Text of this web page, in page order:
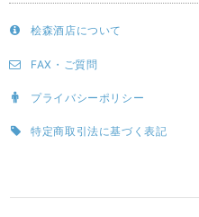
桧森酒店について
FAX・ご質問
プライバシーポリシー
特定商取引法に基づく表記